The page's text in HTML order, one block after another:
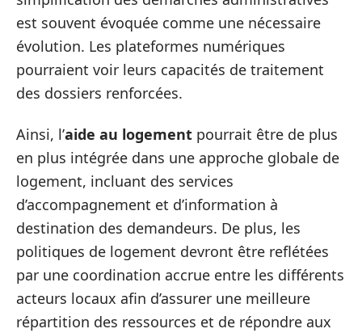
est souvent évoquée comme une nécessaire
évolution. Les plateformes numériques
pourraient voir leurs capacités de traitement
des dossiers renforcées.
Ainsi, l’aide au logement pourrait être de plus
en plus intégrée dans une approche globale de
logement, incluant des services
d’accompagnement et d’information à
destination des demandeurs. De plus, les
politiques de logement devront être reflétées
par une coordination accrue entre les différents
acteurs locaux afin d’assurer une meilleure
répartition des ressources et de répondre aux